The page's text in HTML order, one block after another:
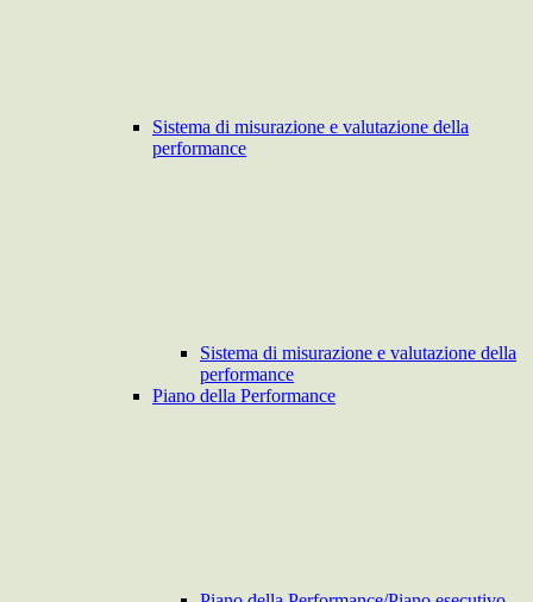
Sistema di misurazione e valutazione della
performance
Sistema di misurazione e valutazione della
performance
Piano della Performance